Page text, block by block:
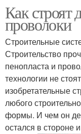
Как строят
проволоки
Строительные
Строительство
пенопласта и
технологии не
изобретательные
любого
формы. И чем он
остался в стороне